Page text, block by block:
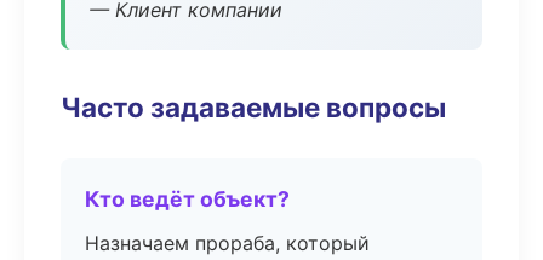
— Клиент компании
Часто задаваемые вопросы
Кто ведёт объект?
Назначаем прораба, который